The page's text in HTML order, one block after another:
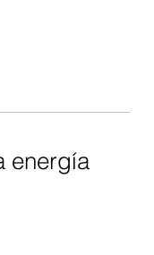
energía